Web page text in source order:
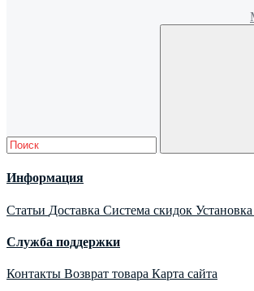
Информация
Статьи Доставка Система скидок
Служба поддержки
Контакты Возврат товара Карта сайта